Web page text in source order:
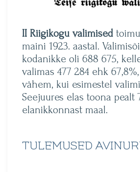
II Riigikogu valimised
maini 1923. aastal.
kodanikke oli 688 675,
valimas 477 284 ehk
vähem, kui esimestel
Seejuures elas toona pealt
elanikkonnast maal.
TULEMUSED